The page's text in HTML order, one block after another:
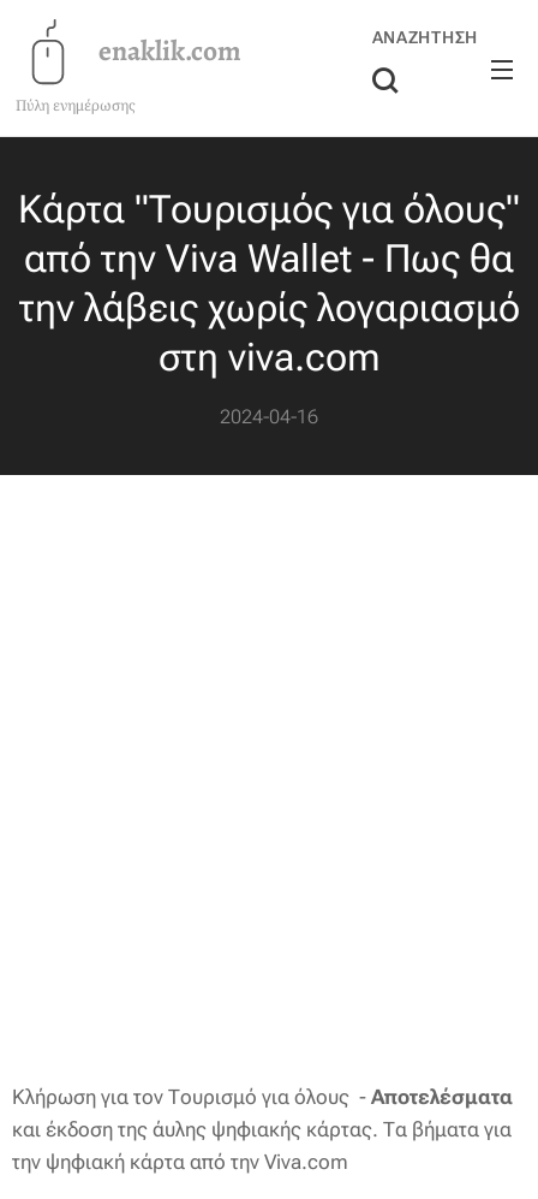
enaklik.com
Πύλη ενημέρωσης
ΑΝΑΖΉΤΗΣΗ
Κάρτα "Τουρισμός για όλους"
από την Viva Wallet - Πως θα
την λάβεις χωρίς λογαριασμό
στη viva.com
2024-04-16
Κλήρωση για τον Τουρισμό για όλους - Αποτελέσματα
και έκδοση της άυλης ψηφιακής κάρτας. Τα βήματα για
την ψηφιακή κάρτα από την Viva.com